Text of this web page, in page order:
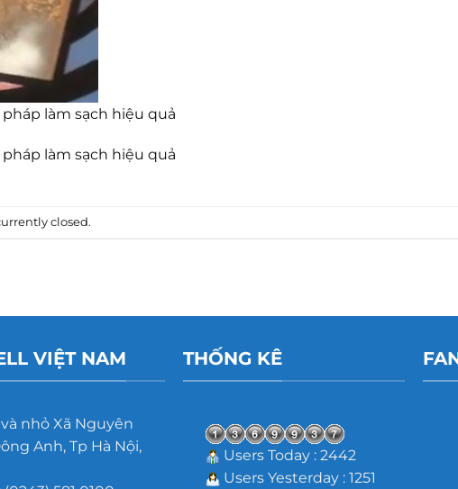
làm sạch hiệu quả
làm sạch hiệu quả
closed.
VIỆT NAM
nhỏ Xã Nguyên
Anh, Tp Hà Nội,
THỐNG KÊ
Users Today : 2442
Users Yesterday : 1251